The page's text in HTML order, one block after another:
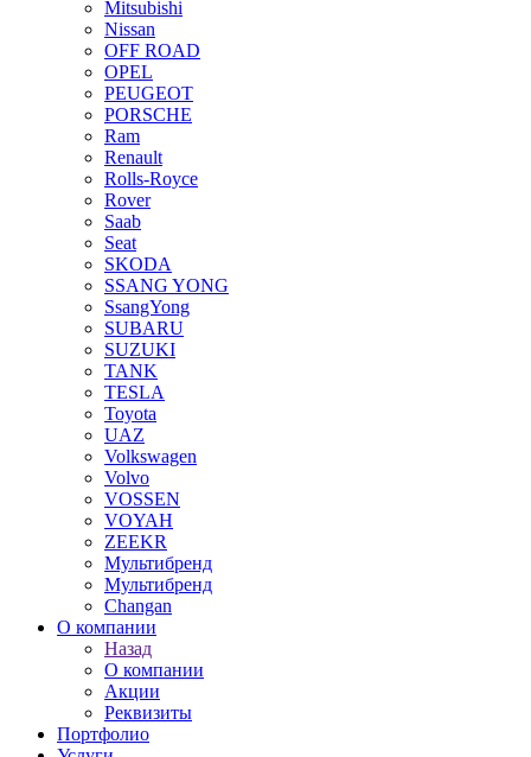
Mitsubishi
Nissan
OFF ROAD
OPEL
PEUGEOT
PORSCHE
Ram
Renault
Rolls-Royce
Rover
Saab
Seat
SKODA
SSANG YONG
SsangYong
SUBARU
SUZUKI
TANK
TESLA
Toyota
UAZ
Volkswagen
Volvo
VOSSEN
VOYAH
ZEEKR
Мультибренд
Мультибренд
Сhangan
О компании
Назад
О компании
Акции
Реквизиты
Портфолио